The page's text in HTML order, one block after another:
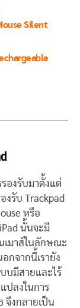
Silent
องรับมาตั้งแต่
งรับ Trackpad
หรือ
นั้นจะมี
เมาส์ในลักษณะ
กจากนี้เรายัง
บมีสายและไร้
ปลงในการ
จึงกลายเป็น